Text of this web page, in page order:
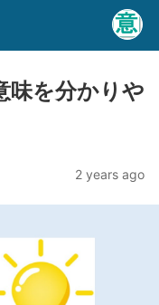
味を分かりや
2 years ago